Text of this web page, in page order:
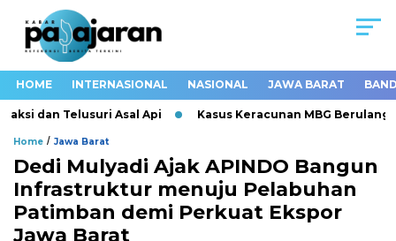
HOME INTERNASIONAL NASIONAL JAWA BARAT
dan Telusuri Asal Api Kasus Keracunan MBG Berulang,
Home / Jawa Barat
Dedi Mulyadi Ajak APINDO Bangun
Infrastruktur menuju Pelabuhan
Patimban demi Perkuat Ekspor
Jawa Barat